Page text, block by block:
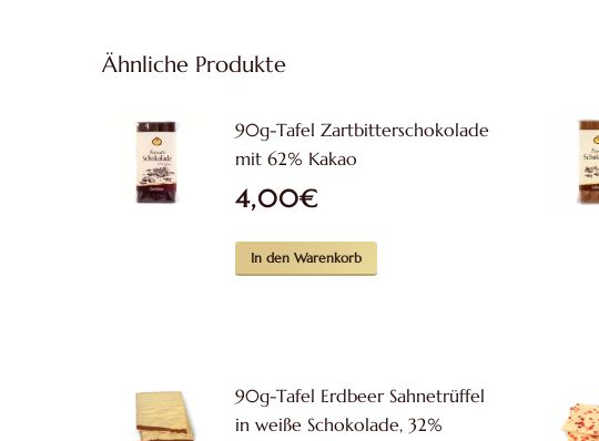
Ähnliche Produkte
90g-Tafel Zartbitterschokolade
mit 62% Kakao
4,00€
In den Warenkorb
90g-Tafel Erdbeer Sahnetrüffel
in weiße Schokolade, 32%